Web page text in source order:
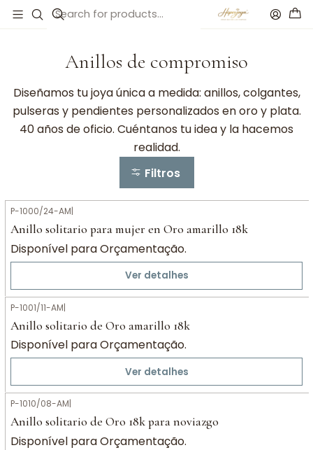
Início Anillos de compromiso Anillos de compromiso
Anillos de compromiso
Diseñamos tu joya única a medida: anillos, colgantes,
pulseras y pendientes personalizados en oro y plata.
40 años de oficio. Cuéntanos tu idea y la hacemos
realidad.
Filtros
P-1000/24-AM|
Anillo solitario para mujer en Oro amarillo 18k
Disponível para Orçamentação.
Ver detalhes
P-1001/11-AM|
Anillo solitario de Oro amarillo 18k
Disponível para Orçamentação.
Ver detalhes
P-1010/08-AM|
Anillo solitario de Oro 18k para noviazgo
Disponível para Orçamentação.